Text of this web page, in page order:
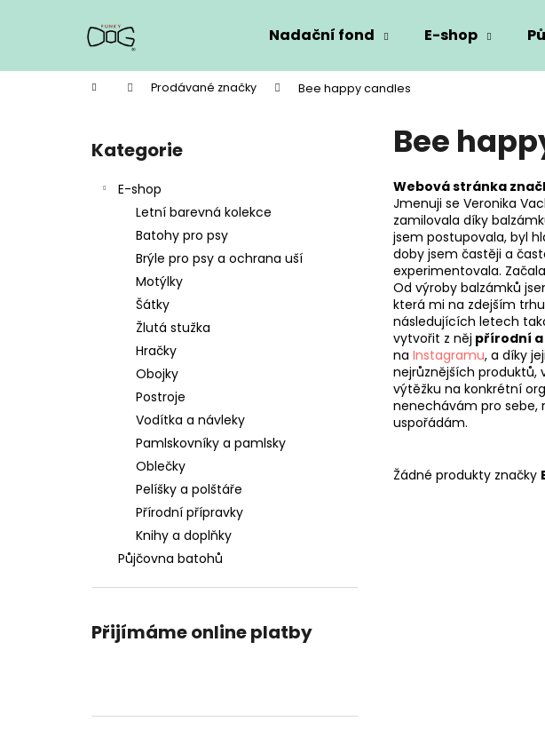
Nadační fond E-shop
Domů Prodávané značky Bee happy candles
Přeskočit
kategorie
Kategorie
E-shop
Letní barevná kolekce
Batohy pro psy
Brýle pro psy a ochrana uší
Motýlky
Šátky
Žlutá stužka
Hračky
Obojky
Postroje
Vodítka a návleky
Pamlskovníky a pamlsky
Oblečky
Pelíšky a polštáře
Přírodní přípravky
Knihy a doplňky
Půjčovna batohů
Přijímáme online platby
Bee
Webová stránka
Jmenuji se Veronika
zamilovala díky
jsem postupovala, byl
doby jsem častěji a
experimentovala.
Od výroby balzámků
která mi na zdejším
následujících letech
vytvořit z něj přírodní
na Instagramu, a díky
nejrůznějších produktů,
výtěžku na konkrétní
nenechávám pro sebe,
uspořádám.
Žádné produkty značky
í
Zpět
do
Zpět
do
Co